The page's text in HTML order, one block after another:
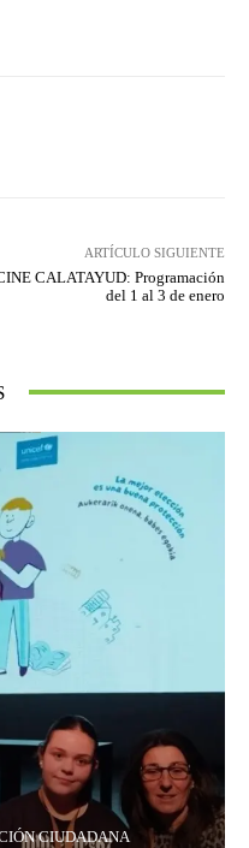
ARTÍCULO SIGUIENTE
CALATAYUD: Programación
del 1 al 3 de enero
CIUDADANA